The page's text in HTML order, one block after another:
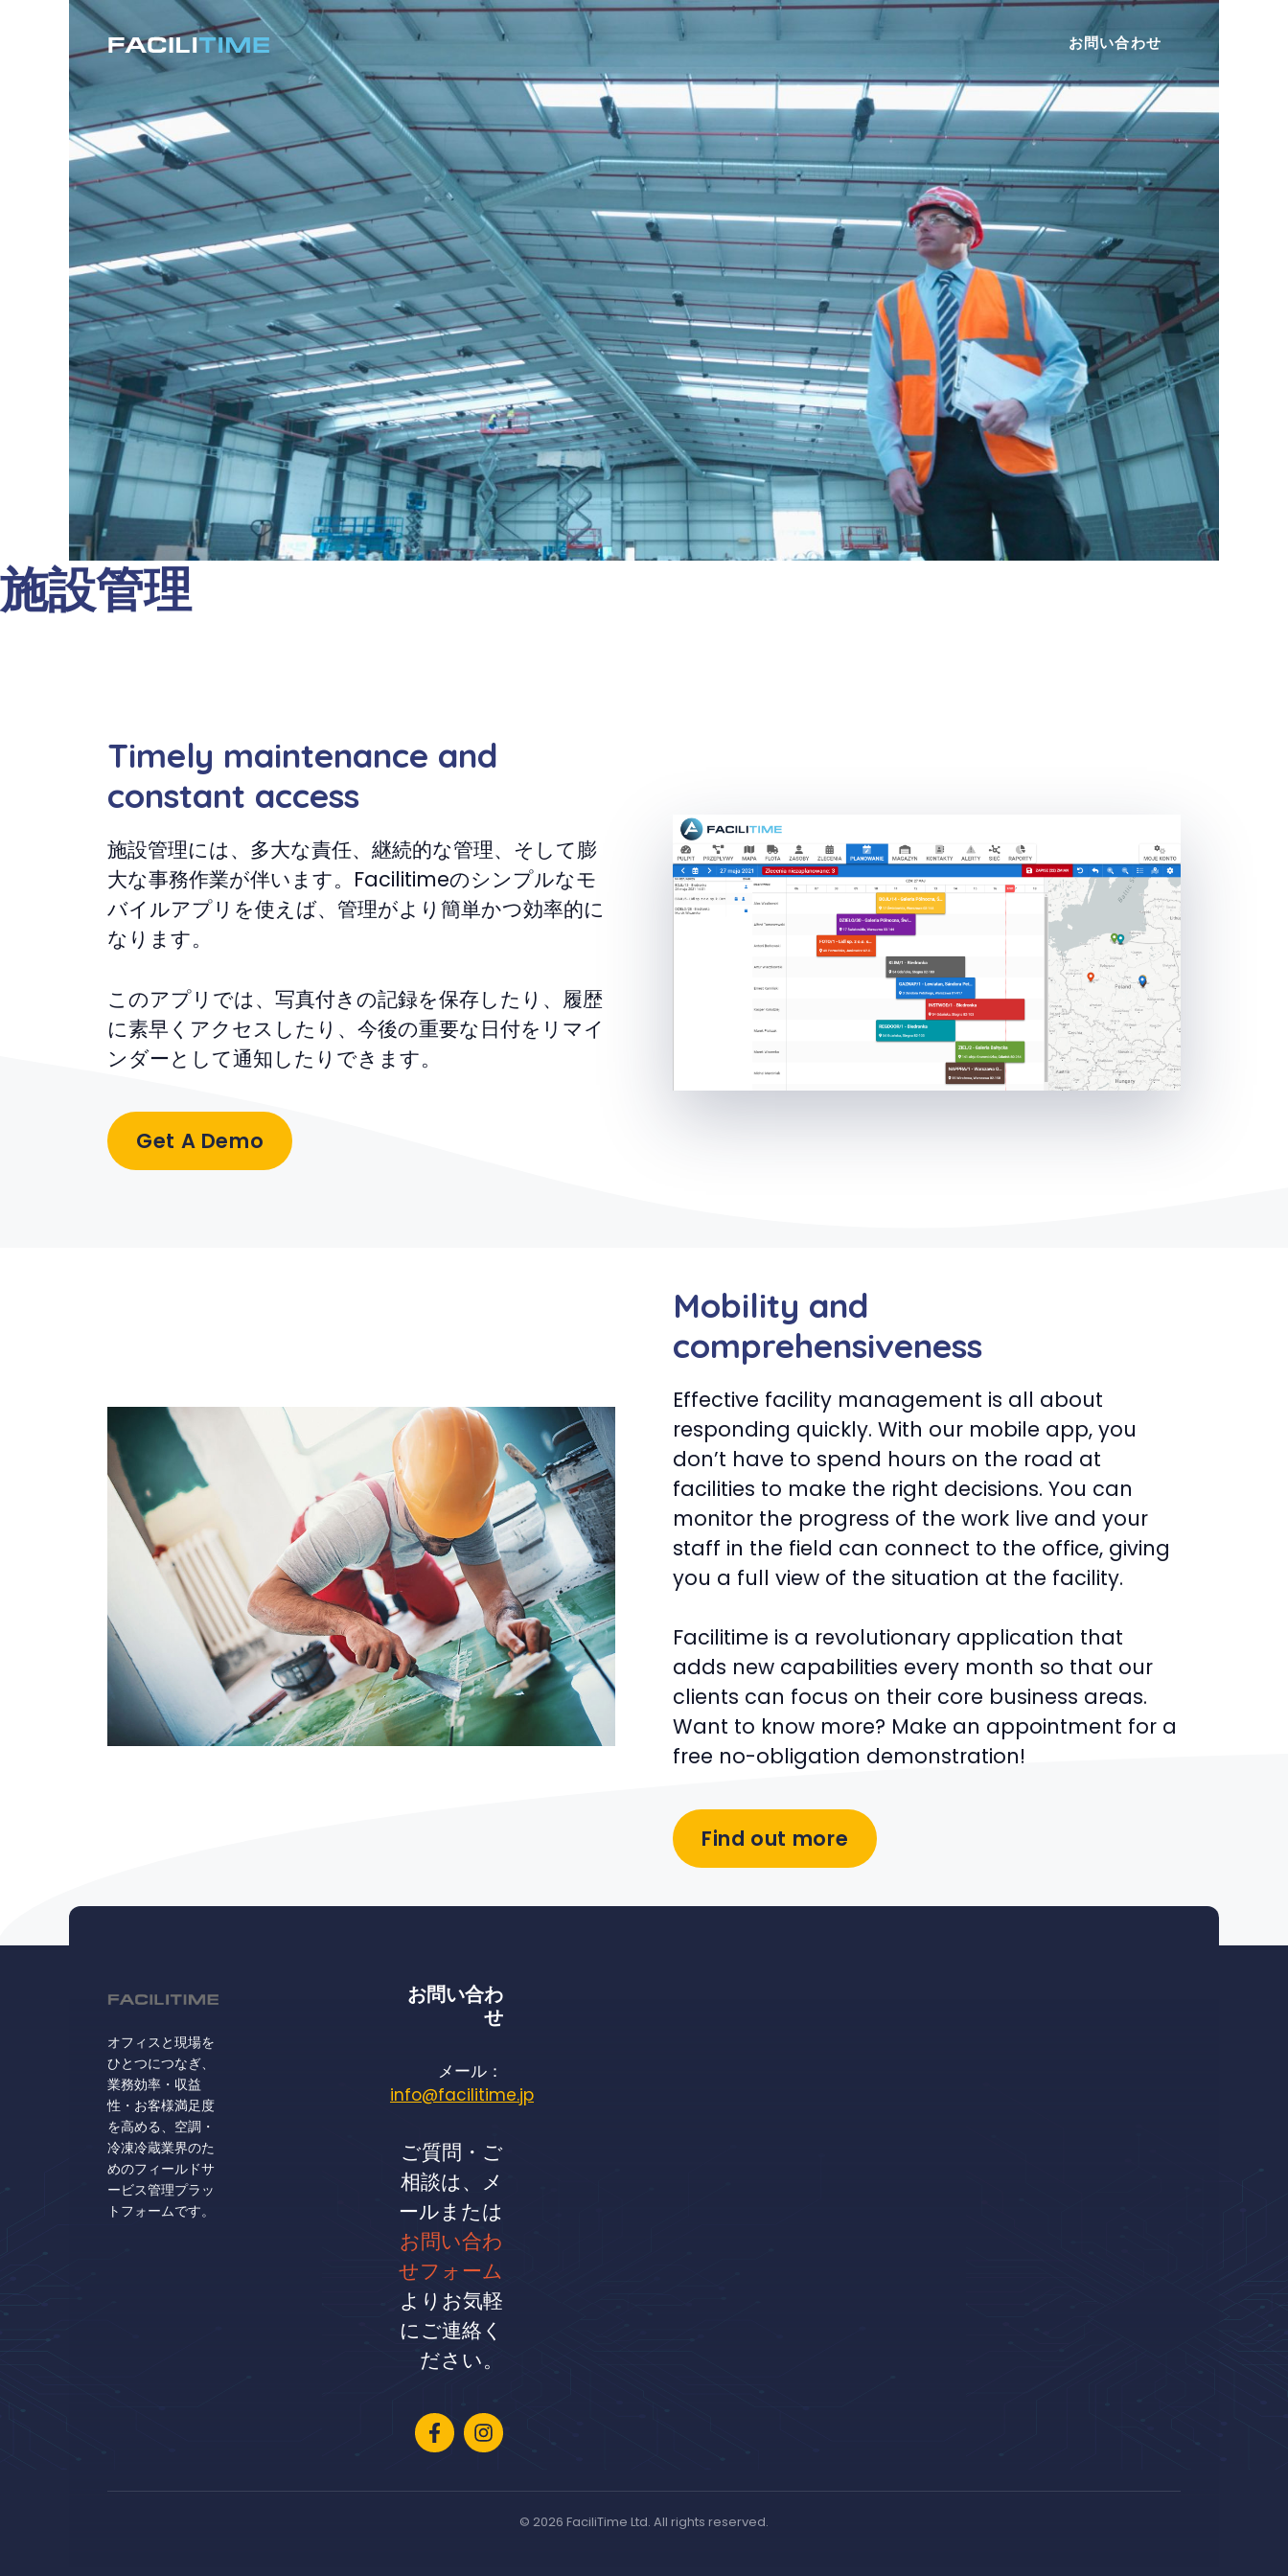
お問い合わせ
施設管理
Timely maintenance and
constant access
施設管理には、多大な責任、継続的な管理、そして膨
大な事務作業が伴います。Facilitimeのシンプルなモ
バイルアプリを使えば、管理がより簡単かつ効率的に
なります。
このアプリでは、写真付きの記録を保存したり、履歴
に素早くアクセスしたり、今後の重要な日付をリマイ
ンダーとして通知したりできます。
Get A Demo
Mobility and
comprehensiveness
Effective facility management is all about
responding quickly. With our mobile app, you
don’t have to spend hours on the road at
facilities to make the right decisions. You can
monitor the progress of the work live and your
staff in the field can connect to the office, giving
you a full view of the situation at the facility.
Facilitime is a revolutionary application that
adds new capabilities every month so that our
clients can focus on their core business areas.
Want to know more? Make an appointment for a
free no-obligation demonstration!
Find out more
オフィスと現場を
ひとつにつなぎ、
業務効率・収益
性・お客様満足度
を高める、空調・
冷凍冷蔵業界のた
めのフィールドサ
ービス管理プラッ
トフォームです。
お問い合わ
せ
メール：
info@facilitime.jp
ご質問・ご
相談は、メ
ールまたは
お問い合わ
せフォーム
よりお気軽
にご連絡く
ださい。
© 2026 FaciliTime Ltd. All rights reserved.